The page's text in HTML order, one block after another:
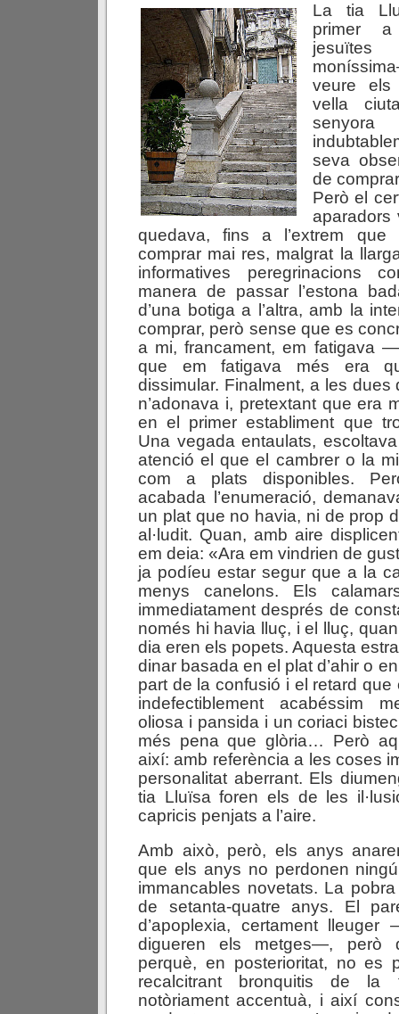
La tia
primer a
jesuïtes
veure els
vella
seva
de
Però el
aparadors
quedava, fins a l’extrem
comprar mai res, malgrat la
informatives peregrinacions
manera de passar l’estona
d’una botiga a l’altra, amb la
comprar, però sense que es
a mi, francament, em fatigava
que em fatigava més era
dissimular. Finalment, a les dues
n’adonava i, pretextant que era
en el primer establiment que
Una vegada entaulats,
atenció el que el cambrer o la
com a plats disponibles.
acabada l’enumeració,
un plat que no havia, ni de prop
al·ludit. Quan, amb aire
em deia: «Ara em vindrien de
ja podíeu estar segur que a la
menys canelons. Els
immediatament després de
només hi havia lluç, i el lluç,
dia eren els popets. Aquesta
dinar basada en el plat d’ahir o
part de la confusió i el retard que
indefectiblement acabéssim
oliosa i pansida i un coriaci
més pena que glòria… Però
així: amb referència a les coses
personalitat aberrant. Els
tia Lluïsa foren els de les
capricis penjats a l’aire.
Amb això, però, els anys
que els anys no perdonen
immancables novetats. La
de setanta-quatre anys. El
d’apoplexia, certament
digueren els metges—, però
perquè, en posterioritat, no es
recalcitrant bronquitis de
notòriament accentuà, i així